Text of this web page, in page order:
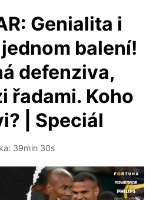
Genialita i
balení!
defenziva,
řadami. Koho
| Speciál
39min 30s